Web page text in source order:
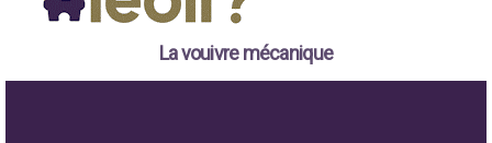
où
La vouivre mécanique